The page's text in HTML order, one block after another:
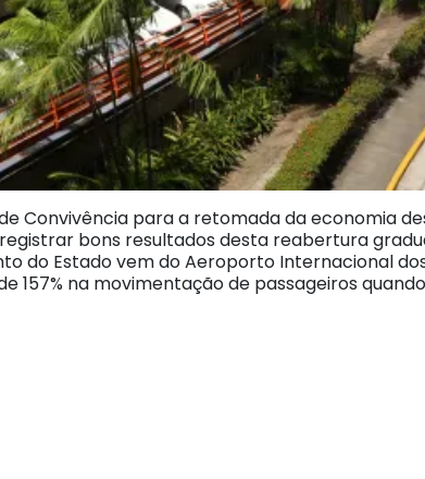
Convivência para a retomada da economia
bons resultados desta reabertura
do Estado vem do Aeroporto Internacional
157% na movimentação de passageiros